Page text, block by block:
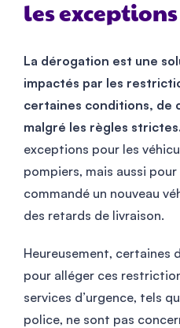
les exceptions
La dérogation est une
impactés par les
certaines conditions, de
malgré les règles
exceptions pour les
pompiers, mais aussi
commandé un nouveau
des retards de livraison.
Heureusement, certaines
pour alléger ces
services d’urgence, tels
police, ne sont pas